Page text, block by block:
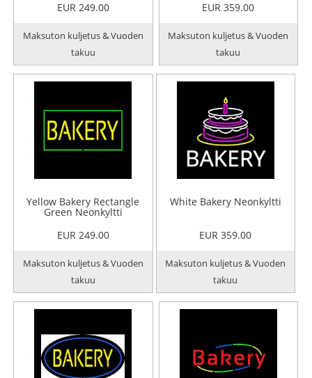
EUR 249.00
Maksuton kuljetus & Vuoden
takuu
EUR 359.00
Maksuton kuljetus & Vuoden
takuu
Yellow Bakery Rectangle
Green Neonkyltti
EUR 249.00
Maksuton kuljetus & Vuoden
takuu
White Bakery Neonkyltti
EUR 359.00
Maksuton kuljetus & Vuoden
takuu